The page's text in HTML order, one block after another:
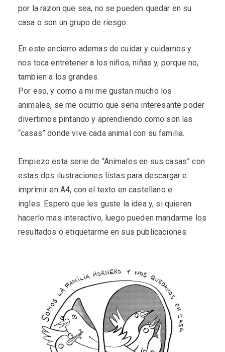
por la razon que sea, no se pueden quedar en su
casa o son un grupo de riesgo.
En este encierro ademas de cuidar y cuidarnos y
nos toca entretener a los niños, niñas y, porque no,
tambien a los grandes.
Por eso, y como a mi me gustan mucho los
animales, se me ocurrio que seria interesante poder
divertirnos pintando y aprendiendo como son las
“casas” donde vive cada animal con su familia.
Empiezo esta serie de “Animales en sus casas” con
estas dos ilustraciones listas para descargar e
imprimir en A4, con el texto en castellano e
ingles. Espero que les guste la idea y, si quieren
hacerlo mas interactivo, luego pueden mandarme los
resultados o etiquetarme en sus publicaciones.